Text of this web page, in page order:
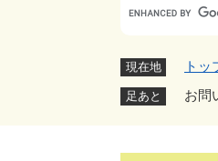
現在地 トッ
足あと お問